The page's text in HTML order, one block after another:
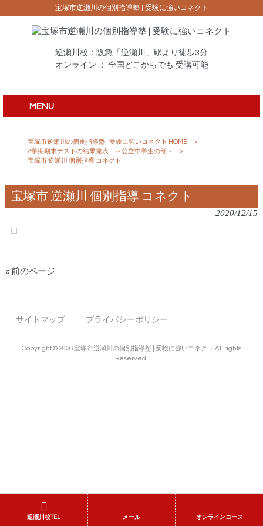
宝塚市逆瀬川の個別指導塾 | 受験に強いコネクト
逆瀬川校：阪急「逆瀬川」駅より徒歩3分
オンライン ： 全国どこからでも 受講可能
MENU
宝塚市逆瀬川の個別指導塾 | 受験に強いコネクト HOME
>
2学期期末テストの結果発表！～公立中学生の部～
>
宝塚市 逆瀬川 個別指導 コネクト
宝塚市 逆瀬川 個別指導 コネクト
2020/12/15
« 前のページ
サイトマップ プライバシーポリシー
Copyright © 2026 宝塚市逆瀬川の個別指導塾 | 受験に強いコネクト All rights
Reserved.
逆瀬川校TEL メール オンラインコース